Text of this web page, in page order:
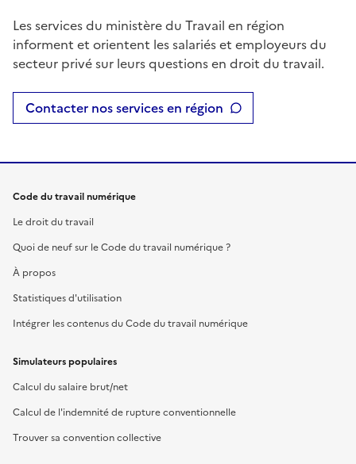
Les services du ministère du Travail en région
informent et orientent les salariés et employeurs du
secteur privé sur leurs questions en droit du travail.
Contacter nos services en région
Code du travail numérique
Le droit du travail
Quoi de neuf sur le Code du travail numérique ?
À propos
Statistiques d'utilisation
Intégrer les contenus du Code du travail numérique
Simulateurs populaires
Calcul du salaire brut/net
Calcul de l'indemnité de rupture conventionnelle
Trouver sa convention collective